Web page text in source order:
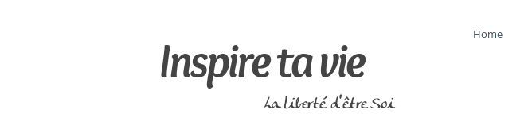
Home
Inspire ta vie
La liberté d'être Soi